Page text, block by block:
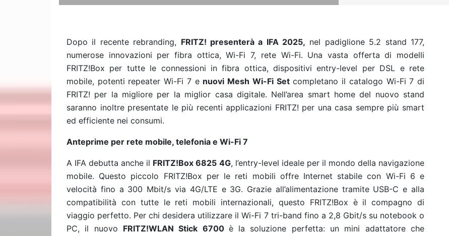
Dopo il recente rebranding, FRITZ! presenterà a IFA 2025, nel padiglione 5.2 stand 177,
numerose innovazioni per fibra ottica, Wi-Fi 7, rete Wi-Fi. Una vasta offerta di modelli
FRITZ!Box per tutte le connessioni in fibra ottica, dispositivi entry-level per DSL e rete
mobile, potenti repeater Wi-Fi 7 e nuovi Mesh Wi-Fi Setcompletano il catalogo Wi-Fi 7 di
FRITZ! per la migliore per la miglior casa digitale. Nell’area smart home del nuovo stand
saranno inoltre presentate le più recenti applicazioni FRITZ! per una casa sempre più smart
ed efficiente nei consumi.
Anteprime per rete mobile, telefonia e Wi-Fi 7
A IFA debutta anche il FRITZ!Box 6825 4G, l’entry-level ideale per il mondo della navigazione
mobile. Questo piccolo FRITZ!Box per le reti mobili offre Internet stabile con Wi-Fi 6 e
velocità fino a 300 Mbit/s via 4G/LTE e 3G. Grazie all’alimentazione tramite USB-C e alla
compatibilità con tutte le reti mobili internazionali, questo FRITZ!Box è il compagno di
viaggio perfetto. Per chi desidera utilizzare il Wi-Fi 7 tri-band fino a 2,8 Gbit/s su notebook o
PC, il nuovo FRITZ!WLAN Stick 6700 è la soluzione perfetta: un mini adattatore che